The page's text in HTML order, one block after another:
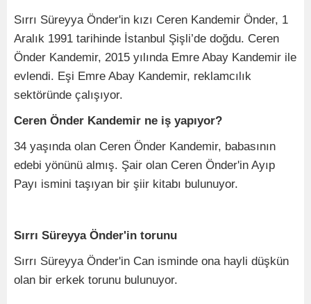
Sırrı Süreyya Önder'in kızı Ceren Kandemir Önder, 1
Aralık 1991 tarihinde İstanbul Şişli’de doğdu. Ceren
Önder Kandemir, 2015 yılında Emre Abay Kandemir ile
evlendi. Eşi Emre Abay Kandemir, reklamcılık
sektöründe çalışıyor.
Ceren Önder Kandemir ne iş yapıyor?
34 yaşında olan Ceren Önder Kandemir, babasının
edebi yönünü almış. Şair olan Ceren Önder'in Ayıp
Payı ismini taşıyan bir şiir kitabı bulunuyor.
Sırrı Süreyya Önder'in torunu
Sırrı Süreyya Önder'in Can isminde ona hayli düşkün
olan bir erkek torunu bulunuyor.